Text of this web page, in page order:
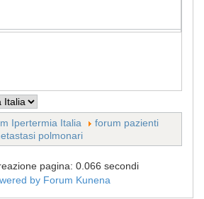
Ipertermia Italia
forum pazienti
polmonari
pagina: 0.066 secondi
by Forum Kunena